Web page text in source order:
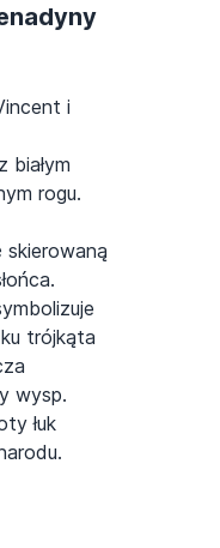
i
białym
rogu.
skierowaną
trójkąta
wysp.
łuk